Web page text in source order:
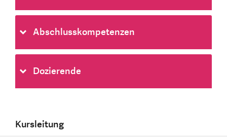
Abschlusskompetenzen
Dozierende
Kursleitung